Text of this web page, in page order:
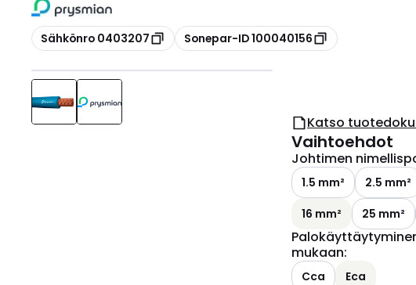
Kopioi
Sähkönro 0403207 Kopioi
Sonepar-ID 100040156
Katso
Vaihtoehdot
Johtimen
1.5 mm² 2.5 mm²
16 mm²
25 mm²
mukaan:
Cca Eca